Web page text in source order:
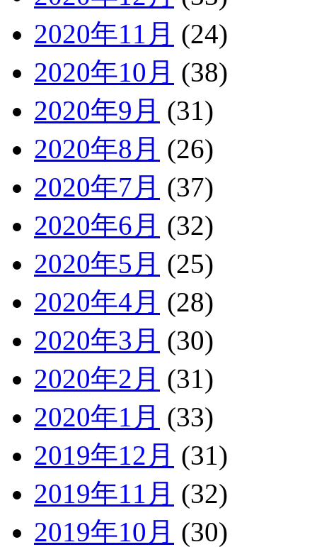
2020年11月 (24)
2020年10月 (38)
2020年9月 (31)
2020年8月 (26)
2020年7月 (37)
2020年6月 (32)
2020年5月 (25)
2020年4月 (28)
2020年3月 (30)
2020年2月 (31)
2020年1月 (33)
2019年12月 (31)
2019年11月 (32)
2019年10月 (30)